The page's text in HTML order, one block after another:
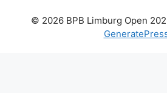
© 2026 BPB Limburg Open